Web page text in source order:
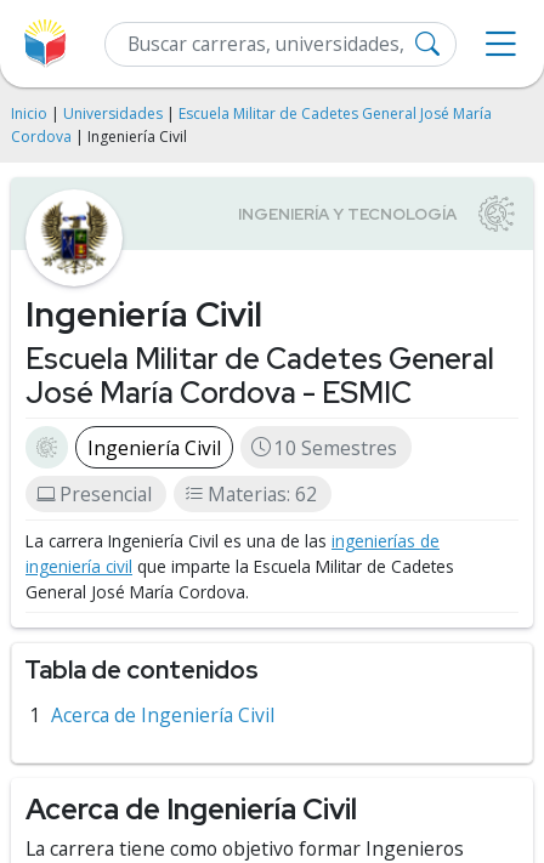
Inicio | Universidades | Escuela Militar de Cadetes General José María
Cordova | Ingeniería Civil
Ingeniería Civil
Escuela Militar de Cadetes General
José María Cordova - ESMIC
Ingeniería Civil
10 Semestres
Presencial
Materias: 62
La carrera Ingeniería Civil es una de las ingenierías de
ingeniería civil que imparte la Escuela Militar de Cadetes
General José María Cordova.
Tabla de contenidos
Acerca de Ingeniería Civil
Acerca de Ingeniería Civil
La carrera tiene como objetivo formar Ingenieros